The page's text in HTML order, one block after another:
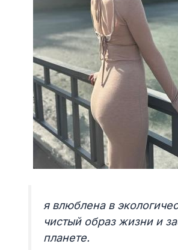
я влюблена в
чистый образ жизни и
планете.